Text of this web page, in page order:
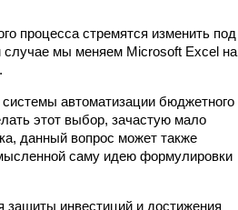
процесса стремятся изменить под
случае мы меняем Microsoft Excel на
автоматизации бюджетного
этот выбор, зачастую мало
данный вопрос может также
саму идею формулировки
инвестиций и достижения